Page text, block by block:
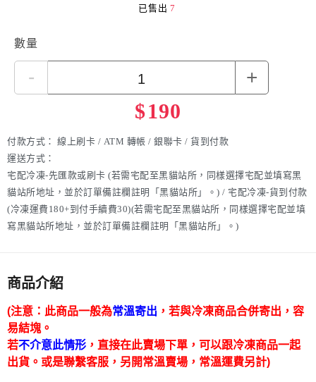
已售出 7
數量
- +
$190
付款方式： 線上刷卡 / ATM 轉帳 / 銀聯卡 / 貨到付款
運送方式：
宅配冷凍-先匯款或刷卡 (若需宅配至黑貓站所，同樣選擇宅配並填寫黑
貓站所地址，並於訂單備註欄註明「黑貓站所」。) / 宅配冷凍-貨到付款
(冷凍運費180+到付手續費30)(若需宅配至黑貓站所，同樣選擇宅配並填
寫黑貓站所地址，並於訂單備註欄註明「黑貓站所」。)
商品介紹
(注意：此商品一般為常溫寄出 ，若與冷凍商品合併寄出，容
易結塊。
若不介意此情形 ，直接在此賣場下單，可以跟冷凍商品一起
出貨。或是聯繫客服，另開常溫賣場，常溫運費另計)